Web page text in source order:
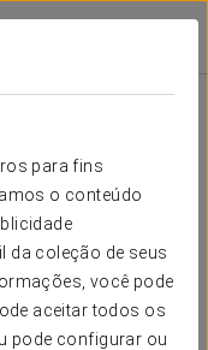
para fins
o conteúdo
da coleção de seus
você pode
aceitar todos os
pode configurar ou
necessita
de uma ampla
umaestadia cómoda e
e aquecimento,
LCD, minibar ou serviço
destes.